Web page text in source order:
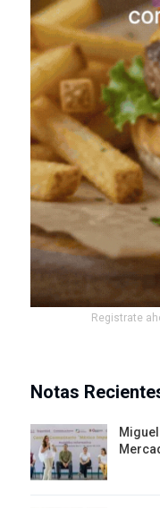
Registrate
Notas